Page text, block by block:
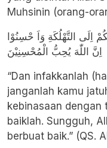
Muhsinin (orang-
اِلَى التَّهْلُكَةِ وَاَ حْسِنُوْا
اِنَّ اللّٰهَ يُحِبُّ الْمُحْسِنِيْنَ
“Dan infakkanlah
janganlah kamu
kebinasaan dengan
baiklah. Sungguh,
berbuat baik.” (QS.